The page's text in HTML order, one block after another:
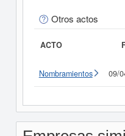
Otros actos
ACTO
Nombramientos 09/